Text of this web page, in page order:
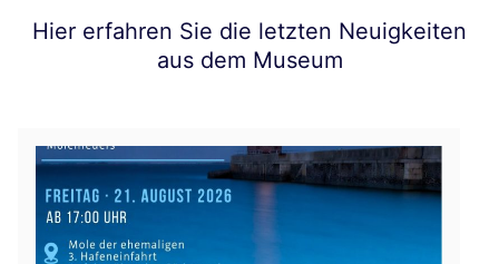
Hier erfahren Sie die letzten Neuigkeiten
aus dem Museum